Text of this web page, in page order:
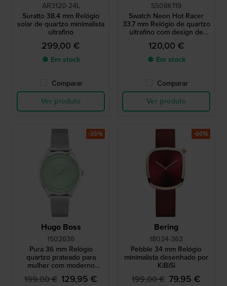
AR3120-24L
Suratto 38.4 mm Relógio
solar de quartzo minimalista
ultrafino
299,00 €
● Em stock
Comparar
Ver produto
SS08K119
Swatch Neon Hot Racer
33.7 mm Relógio de quartzo
ultrafino com design de
néon
120,00 €
● Em stock
Comparar
Ver produto
Hugo Boss
1502636
Pura 36 mm Relógio
quartzo prateado para
mulher com moderno
mostrador verde
199,00 € 129,95 €
-35%
Bering
18034-363
Pebble 34 mm Relógio
minimalista desenhado por
KiBiSi
199,00 € 79,95 €
-60%